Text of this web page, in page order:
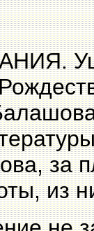
за
из